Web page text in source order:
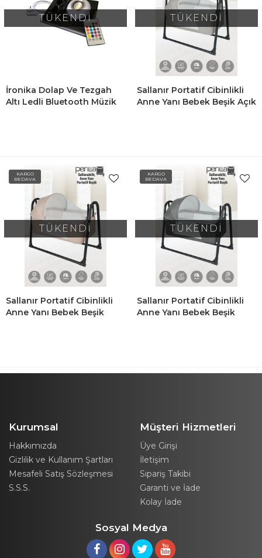
TÜKENDİ
İronika Dolap Ve Tezgah
Altı Ledli Bluetooth Müzik
TÜKENDİ
Sallanır Portatif Cibinlikli
Anne Yanı Bebek Beşik Açık
KARGO
BEDAVA
TÜKENDİ
Sallanır Portatif Cibinlikli
Anne Yanı Bebek Beşik
KARGO
BEDAVA
TÜKENDİ
Sallanır Portatif Cibinlikli
Anne Yanı Bebek Beşik
Kurumsal
Hakkımızda
Gizlilik ve Kullanım Şartları
Mesafeli Satış Sözleşmesi
S.S.S.
Müşteri Hizmetleri
Üye Girişi
İletişim
Sipariş Takibi
Garanti ve İade
Kolay İade
Sosyal Medya